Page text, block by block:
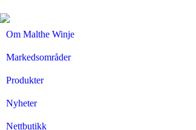
Om Malthe Winje
Markedsområder
Produkter
Nyheter
Nettbutikk